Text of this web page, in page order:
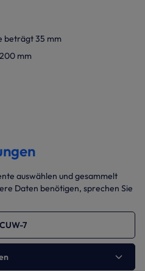
beträgt 35 mm
mm
auswählen und gesammelt
Daten benötigen, sprechen Sie
7